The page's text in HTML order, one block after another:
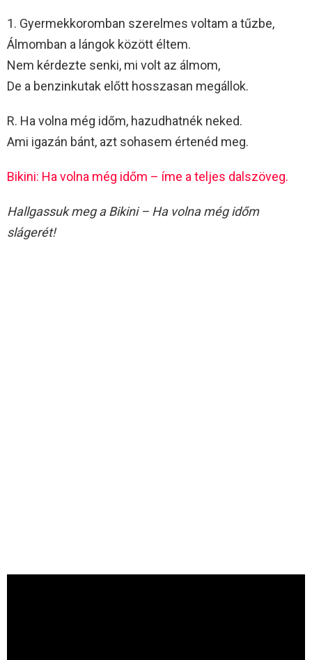
1. Gyermekkoromban szerelmes voltam a tűzbe,
Álmomban a lángok között éltem.
Nem kérdezte senki, mi volt az álmom,
De a benzinkutak előtt hosszasan megállok.
R. Ha volna még időm, hazudhatnék neked.
Ami igazán bánt, azt sohasem értenéd meg.
Bikini: Ha volna még időm – íme a teljes dalszöveg.
Hallgassuk meg a Bikini – Ha volna még időm
slágerét!